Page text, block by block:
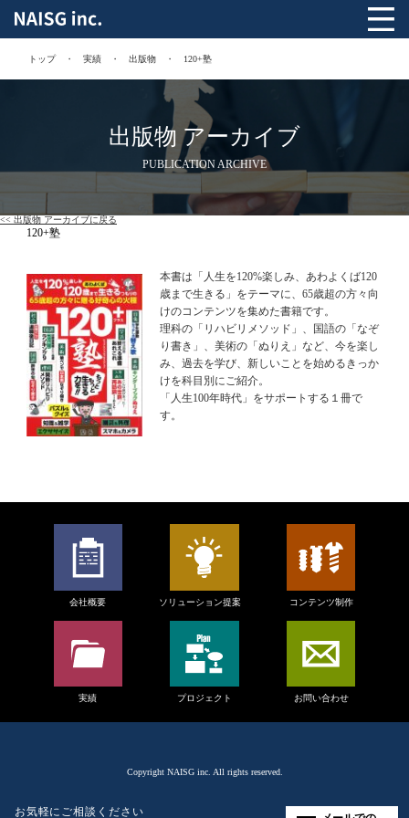
トップ 実績 出版物 120+塾
出版物 アーカイブ
PUBLICATION ARCHIVE
<< 出版物 アーカイブに戻る
120+塾
本書は「人生を120%楽しみ、あわよくば120
歳まで生きる」をテーマに、65歳超の方々向
けのコンテンツを集めた書籍です。
理科の「リハビリメソッド」、国語の「なぞ
り書き」、美術の「ぬりえ」など、今を楽し
み、過去を学び、新しいことを始めるきっか
けを科目別にご紹介。
「人生100年時代」をサポートする１冊で
す。
お気軽にご相談ください
会社概要 ソリューション提案 コンテンツ制作
実績 プロジェクト お問い合わせ
Copyright NAISG inc. All rights reserved.